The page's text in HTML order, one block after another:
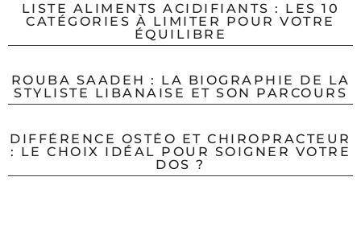
LISTE ALIMENTS ACIDIFIANTS : LES 10
CATÉGORIES À LIMITER POUR VOTRE
ÉQUILIBRE
ROUBA SAADEH : LA BIOGRAPHIE DE LA
STYLISTE LIBANAISE ET SON PARCOURS
DIFFÉRENCE OSTÉO ET CHIROPRACTEUR
: LE CHOIX IDÉAL POUR SOIGNER VOTRE
DOS ?